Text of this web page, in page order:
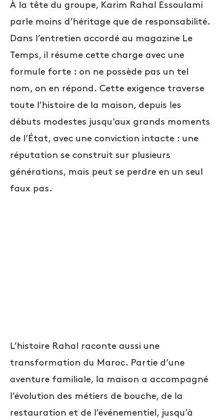
À la tête du groupe, Karim Rahal Essoulami
parle moins d’héritage que de responsabilité.
Dans l’entretien accordé au magazine Le
Temps, il résume cette charge avec une
formule forte : on ne possède pas un tel
nom, on en répond. Cette exigence traverse
toute l’histoire de la maison, depuis les
débuts modestes jusqu’aux grands moments
de l’État, avec une conviction intacte : une
réputation se construit sur plusieurs
générations, mais peut se perdre en un seul
faux pas.
L’histoire Rahal raconte aussi une
transformation du Maroc. Partie d’une
aventure familiale, la maison a accompagné
l’évolution des métiers de bouche, de la
restauration et de l’événementiel, jusqu’à